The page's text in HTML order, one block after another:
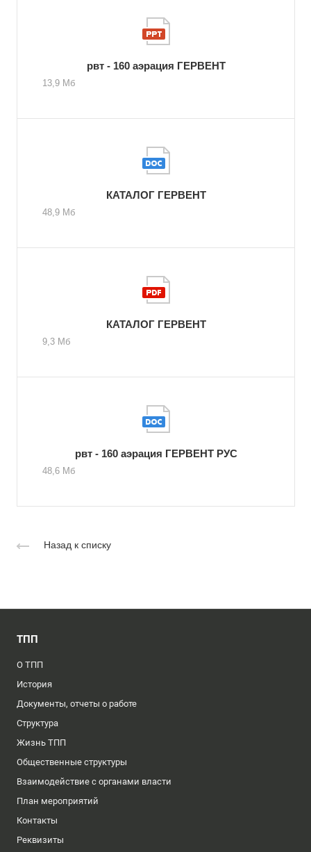
рвт - 160 аэрация ГЕРВЕНТ
13,9 Мб
КАТАЛОГ ГЕРВЕНТ
48,9 Мб
КАТАЛОГ ГЕРВЕНТ
9,3 Мб
рвт - 160 аэрация ГЕРВЕНТ РУС
48,6 Мб
Назад к списку
ТПП
О ТПП
История
Документы, отчеты о работе
Структура
Жизнь ТПП
Общественные структуры
Взаимодействие с органами власти
План мероприятий
Контакты
Реквизиты